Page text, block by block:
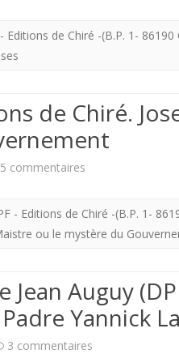
OU
vous.
vous.
DPF(
/
Lecture
Tradition)
sont
Editions de Chiré -(B.P. 1- 86190
de Chiré.
5 commentaires
Editions
Joseph
- Editions de Chiré -(B.P. 1-
ou le mystère du
Jean Auguy
Yannick
3 commentaires